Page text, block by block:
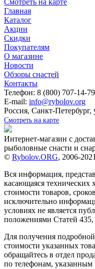
Смотреть на карте
Главная
Каталог
Акции
Скидки
Покупателям
О магазине
Новости
Обзоры снастей
Контакты
Телефон: 8 (800) 707-14-79
E-mail: info@rybolov.org
Россия, Санкт-
Смотреть на карте
Интернет-магазин с
рыболовные снасти и
© Rybolov.ORG, 2006-
Вся информация,
касающаяся технических
стоимости товаров,
исключительно
условиях не является
положениями Статей 435,
Для получения
стоимости указанных
обращайтесь в отдел
по телефонам, указанным